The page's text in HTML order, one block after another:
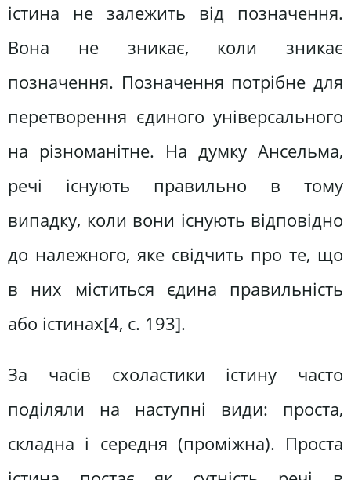
істина не залежить від позначення.
Вона не зникає, коли зникає
позначення. Позначення потрібне для
перетворення єдиного універсального
на різноманітне. На думку Ансельма,
речі існують правильно в тому
випадку, коли вони існують відповідно
до належного, яке свідчить про те, що
в них міститься єдина правильність
або істинах[4, c. 193].
За часів схоластики істину часто
поділяли на наступні види: проста,
складна і середня (проміжна). Проста